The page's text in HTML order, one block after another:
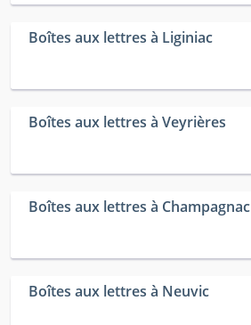
Boîtes aux lettres à Liginiac
Boîtes aux lettres à Veyrières
Boîtes aux lettres à Champagnac
Boîtes aux lettres à Neuvic